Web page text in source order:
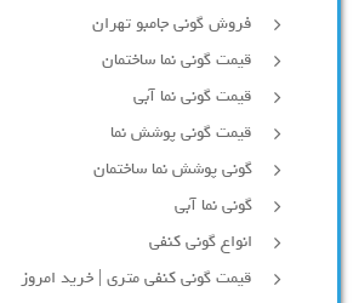
فروش گونی جامبو تهران
قیمت گونی نما ساختمان
قیمت گونی نما آبی
قیمت گونی پوشش نما
گونی پوشش نما ساختمان
گونی نما آبی
انواع گونی کنفی
قیمت گونی کنفی متری | خرید امروز